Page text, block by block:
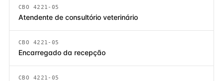
CBO 4221-05
Atendente de consultório veterinário
CBO 4221-05
Encarregado da recepção
CBO 4221-05